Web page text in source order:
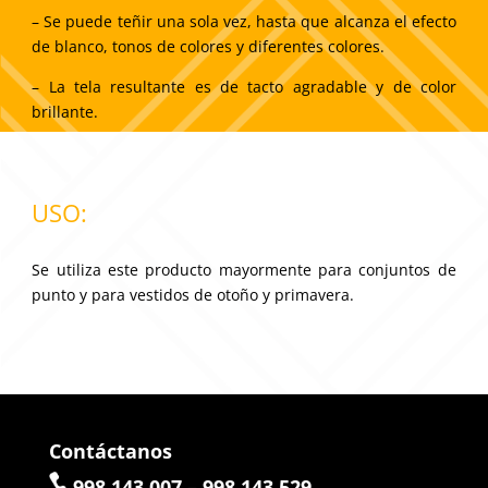
– Se puede teñir una sola vez, hasta que alcanza el efecto
de blanco, tonos de colores y diferentes colores.
– La tela resultante es de tacto agradable y de color
brillante.
USO:
Se utiliza este producto mayormente para conjuntos de
punto y para vestidos de otoño y primavera.
Contáctanos